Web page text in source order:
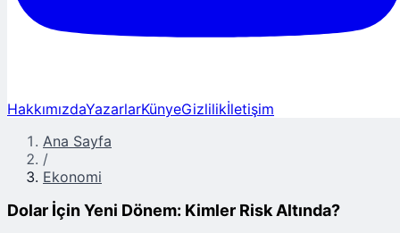
HakkımızdaYazarlarKünyeGizlilikİletişim
Ana Sayfa
/
Ekonomi
Dolar İçin Yeni Dönem: Kimler Risk Altında?